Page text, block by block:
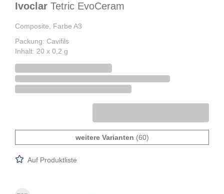
Ivoclar Tetric EvoCeram
Composite, Farbe A3
Packung: Cavifils
Inhalt: 20 x 0,2 g
weitere Varianten (60)
Auf Produktliste